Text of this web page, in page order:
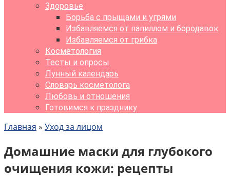
Здоровье
Борьба с прыщами и угрями
Избавляемся от папиллом и бородавок
Избавляемся от грибка
Косметология
Тесты и опросы
Лунный календарь
Словарь косметолога
Любовь и отношения
Готовимся к празднику
Главная » Уход за лицом
Домашние маски для глубокого
очищения кожи: рецепты